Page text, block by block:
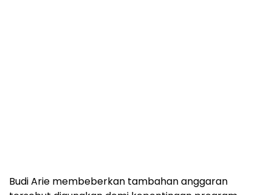
Budi Arie membeberkan tambahan anggaran